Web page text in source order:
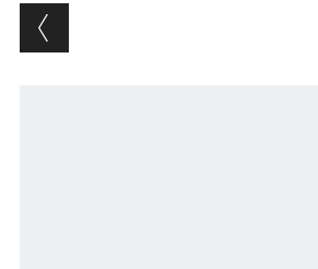
Post navigation